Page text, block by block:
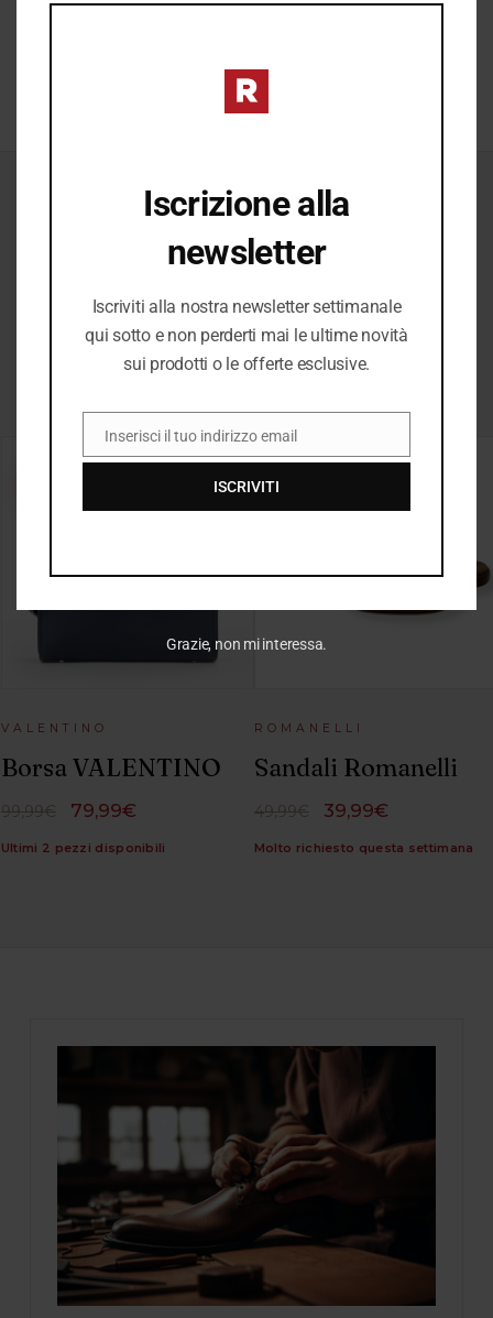
Il Meglio del
Meglio
VALENTINO
Borsa VALENTINO
99,99€ 79,99€
Ultimi 2 pezzi disponibili
ROMANELLI
Sandali Romanelli
49,99€ 39,99€
Molto richiesto questa settimana
Iscrizione alla
newsletter
Iscriviti alla nostra newsletter settimanale
qui sotto e non perderti mai le ultime novità
sui prodotti o le offerte esclusive.
EMAIL
Inserisci il tuo indirizzo email
ISCRIVITI
Grazie, non mi interessa.